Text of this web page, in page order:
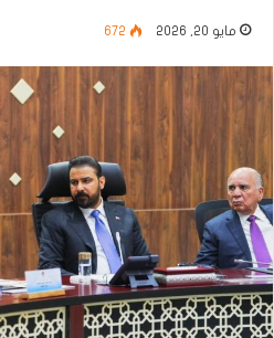
مايو 20, 2026 672